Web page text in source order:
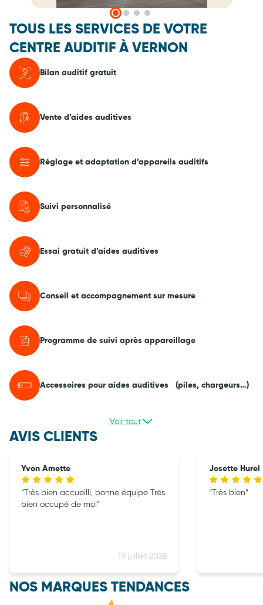
TOUS LES SERVICES DE VOTRE
CENTRE AUDITIF À VERNON
Bilan auditif gratuit
Vente d’aides auditives
Réglage et adaptation d’appareils auditifs
Suivi personnalisé
Essai gratuit d’aides auditives
Conseil et accompagnement sur mesure
Programme de suivi après appareillage
Accessoires pour aides auditives (piles, chargeurs…)
Voir tout
AVIS CLIENTS
Yvon Amette
19 juillet 2026
Très bien accueilli, bonne équipe Très
bien occupé de moi
Josette Hurel
Très bien
NOS MARQUES TENDANCES